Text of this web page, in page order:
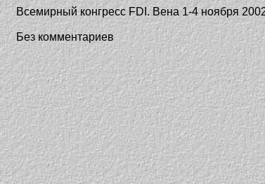
Всемирный конгресс FDI. Вена 1-4 ноября
Без комментариев